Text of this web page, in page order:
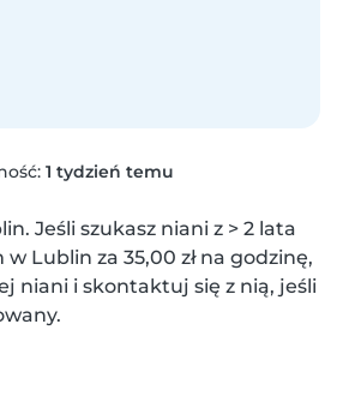
1 tydzień temu
Jeśli szukasz niani z > 2 lata
Lublin za 35,00 zł na godzinę,
niani i skontaktuj się z nią, jeśli